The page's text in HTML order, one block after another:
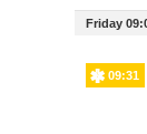
Friday
09:31